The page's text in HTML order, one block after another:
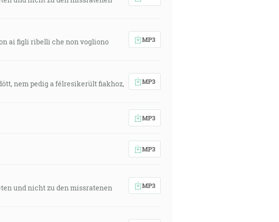
ai figli ribelli che non vogliono
MP3
nem pedig a félresikerült fiakhoz,
MP3
MP3
MP3
und nicht zu den missratenen
MP3